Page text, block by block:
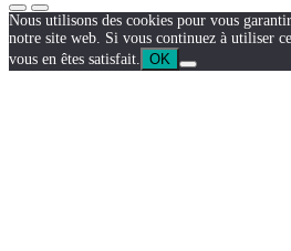
Nous utilisons des cookies pour vous
notre site web. Si vous continuez à utiliser
vous en êtes satisfait.
OK